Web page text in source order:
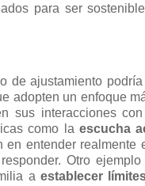
para ser
de ajustamiento
adopten un enfoque
sus interacciones
como la escucha
en entender realmente
Otro
a establecer